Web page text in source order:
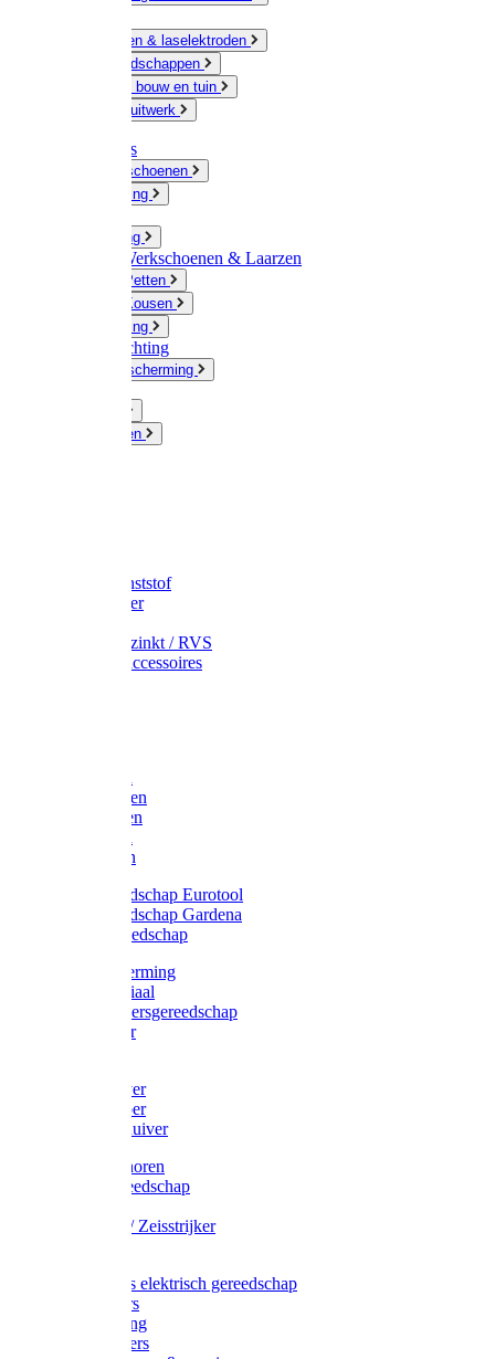
Slijpschijven & laselektroden
Handgereedschappen
IJzerwaren bouw en tuin
Hang en sluitwerk
Disposables
Werkhandschoenen
Regenkleding
Werkkleding
Wandel-/ Werkschoenen & Laarzen
Hoeden / Petten
Sokken / Kousen
Winterkleding
Winkelinrichting
Gelaatsbescherming
Knaagdieren
Emmer kunststof
Schepemmer
Emmer verzinkt / RVS
Regenton accessoires
Gazonharken
Asfaltharken
Hooiharken
Handgereedschap Eurotool
Handgereedschap Gardena
Kindergereedschap
Kniebescherming
Afzetmateriaal
Stratenmakersgereedschap
Straathamer
Mestschuiver
Mestschraper
Sneeuwschuiver
Zeis toebehoren
Baggergereedschap
Wetstenen / Zeisstrijker
Accessoires elektrisch gereedschap
Grasmaaiers
Tuinreiniging
Robotmaaiers